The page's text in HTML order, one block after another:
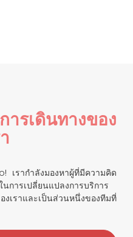
ารเดินทางของ
เรากำลังมองหาผู้ที่มีความคิด
นการเปลี่ยนแปลงการบริการ
เราและเป็นส่วนหนึ่งของทีมที่